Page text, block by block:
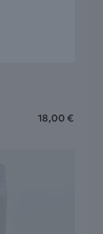
18,00 €